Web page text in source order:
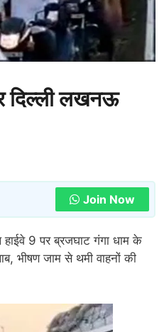
दिल्ली लखनऊ
Join Now
9 पर ब्रजघाट गंगा धाम के
भीषण जाम से थमी वाहनों की